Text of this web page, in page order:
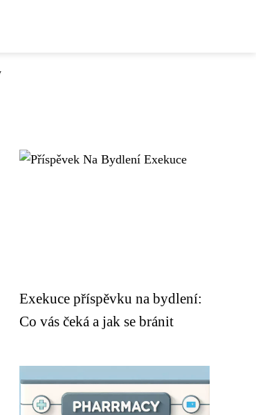
Exekuce příspěvku na bydlení:
Co vás čeká a jak se bránit